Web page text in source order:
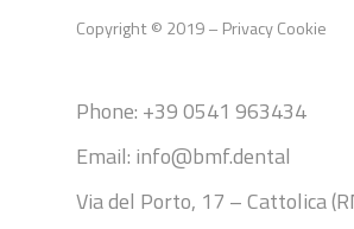
Copyright © 2019 – PrivacyCookie
Phone: +39 0541 963434
Email: info@bmf.dental
Via del Porto, 17 – Cattolica